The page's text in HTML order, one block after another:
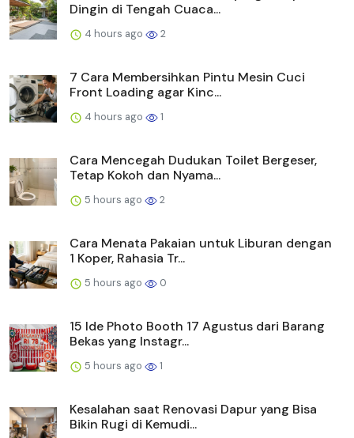
Dingin di Tengah Cuaca...
4 hours ago 2
7 Cara Membersihkan Pintu Mesin Cuci
Front Loading agar Kinc...
4 hours ago 1
Cara Mencegah Dudukan Toilet Bergeser,
Tetap Kokoh dan Nyama...
5 hours ago 2
Cara Menata Pakaian untuk Liburan dengan
1 Koper, Rahasia Tr...
5 hours ago 0
15 Ide Photo Booth 17 Agustus dari Barang
Bekas yang Instagr...
5 hours ago 1
Kesalahan saat Renovasi Dapur yang Bisa
Bikin Rugi di Kemudi...